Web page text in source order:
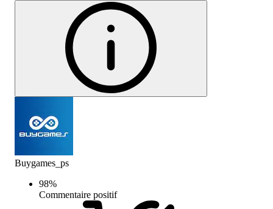
Buygames_ps
98%
Commentaire positif